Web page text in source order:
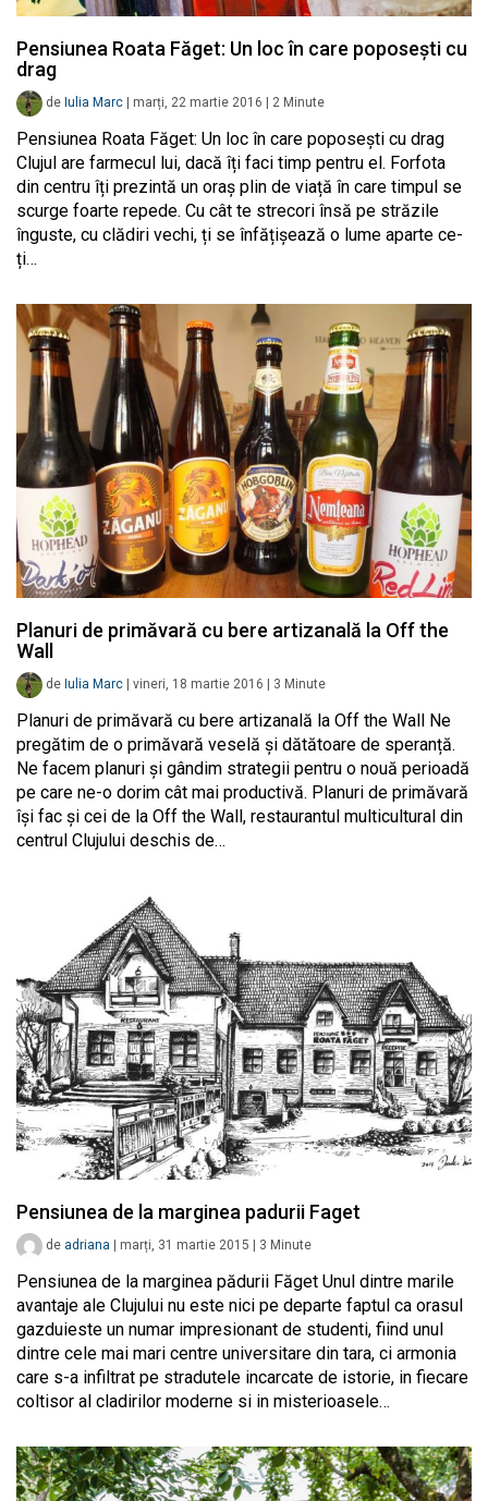
Pensiunea Roata Făget: Un loc în care poposești cu
drag
de Iulia Marc marți, 22 martie 2016 2 Minute
Pensiunea Roata Făget: Un loc în care poposești cu drag
Clujul are farmecul lui, dacă îți faci timp pentru el. Forfota
din centru îți prezintă un oraș plin de viață în care timpul se
scurge foarte repede. Cu cât te strecori însă pe străzile
înguste, cu clădiri vechi, ți se înfățișează o lume aparte ce-
ți…
Planuri de primăvară cu bere artizanală la Off the
Wall
de Iulia Marc vineri, 18 martie 2016 3 Minute
Planuri de primăvară cu bere artizanală la Off the Wall Ne
pregătim de o primăvară veselă și dătătoare de speranță.
Ne facem planuri și gândim strategii pentru o nouă perioadă
pe care ne-o dorim cât mai productivă. Planuri de primăvară
își fac și cei de la Off the Wall, restaurantul multicultural din
centrul Clujului deschis de…
Pensiunea de la marginea padurii Faget
de adriana marți, 31 martie 2015 3 Minute
Pensiunea de la marginea pădurii Făget Unul dintre marile
avantaje ale Clujului nu este nici pe departe faptul ca orasul
gazduieste un numar impresionant de studenti, fiind unul
dintre cele mai mari centre universitare din tara, ci armonia
care s-a infiltrat pe stradutele incarcate de istorie, in fiecare
coltisor al cladirilor moderne si in misterioasele…